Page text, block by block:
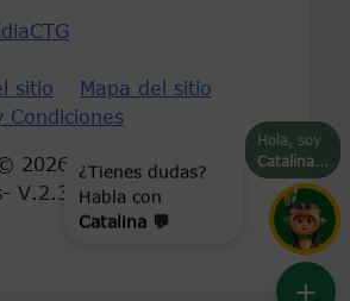
+
Hola, soy
Catalina...
¿Tienes dudas?
Habla con
sitio
Mapa del sitio
Condiciones
2026-Derechos
V.2.3